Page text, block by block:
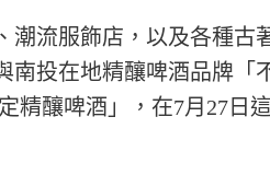
潮流服飾店，以及各種古
南投在地精釀啤酒品牌「
精釀啤酒」，在7月27日